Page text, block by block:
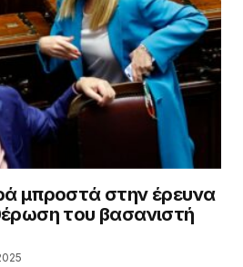
μπροστά στην έρευνα
του βασανιστή